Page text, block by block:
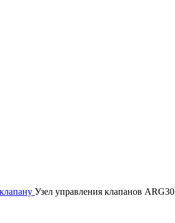
Узел управления клапанов АRG30